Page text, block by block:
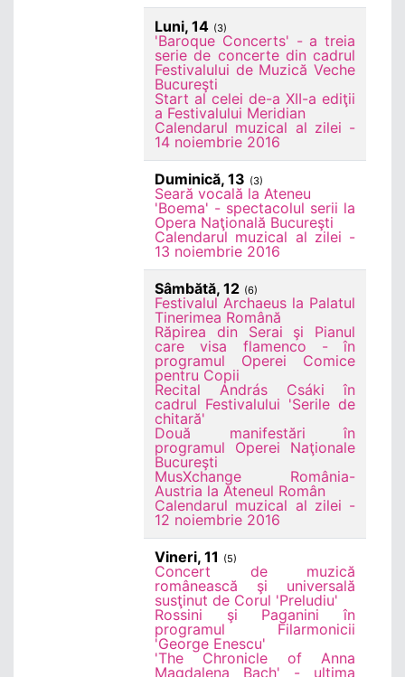
Luni, 14 (3)
'Baroque Concerts' - a treia
serie de concerte din cadrul
Festivalului de Muzică Veche
Bucureşti
Start al celei de-a XII-a ediţii
a Festivalului Meridian
Calendarul muzical al zilei -
14 noiembrie 2016
Duminică, 13 (3)
Seară vocală la Ateneu
'Boema' - spectacolul serii la
Opera Naţională Bucureşti
Calendarul muzical al zilei -
13 noiembrie 2016
Sâmbătă, 12 (6)
Festivalul Archaeus la Palatul
Tinerimea Română
Răpirea din Serai şi Pianul
care visa flamenco - în
programul Operei Comice
pentru Copii
Recital András Csáki în
cadrul Festivalului 'Serile de
chitară'
Două manifestări în
programul Operei Naţionale
Bucureşti
MusXchange România-
Austria la Ateneul Român
Calendarul muzical al zilei -
12 noiembrie 2016
Vineri, 11 (5)
Concert de muzică
românească şi universală
susţinut de Corul 'Preludiu'
Rossini şi Paganini în
programul Filarmonicii
'George Enescu'
'The Chronicle of Anna
Magdalena Bach' - ultima